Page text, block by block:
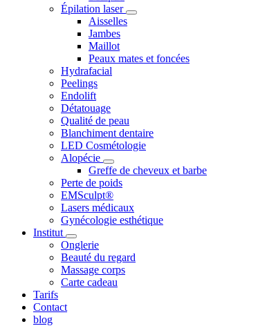
Épilation laser
Aisselles
Jambes
Maillot
Peaux mates et foncées
Hydrafacial
Peelings
Endolift
Détatouage
Qualité de peau
Blanchiment dentaire
LED Cosmétologie
Alopécie
Greffe de cheveux et barbe
Perte de poids
EMSculpt®
Lasers médicaux
Gynécologie esthétique
Institut
Onglerie
Beauté du regard
Massage corps
Carte cadeau
Tarifs
Contact
blog